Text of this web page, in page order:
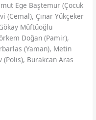
Ege Baştemur (Çocuk
(Cemal), Çınar Yükçeker
Müftüoğlu
Doğan (Pamir),
(Yaman), Metin
(Polis), Burakcan Aras